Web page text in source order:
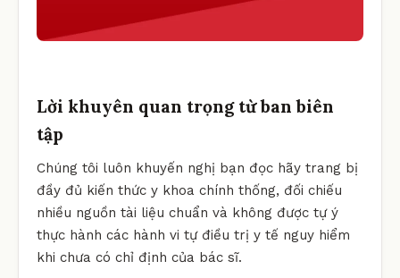
Lời khuyên quan trọng từ ban biên
tập
Chúng tôi luôn khuyến nghị bạn đọc hãy trang bị
đầy đủ kiến thức y khoa chính thống, đối chiếu
nhiều nguồn tài liệu chuẩn và không được tự ý
thực hành các hành vi tự điều trị y tế nguy hiểm
khi chưa có chỉ định của bác sĩ.